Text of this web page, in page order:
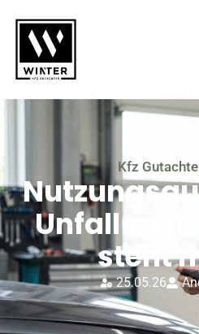
Kfz
Unfall –
steht
25.05.26